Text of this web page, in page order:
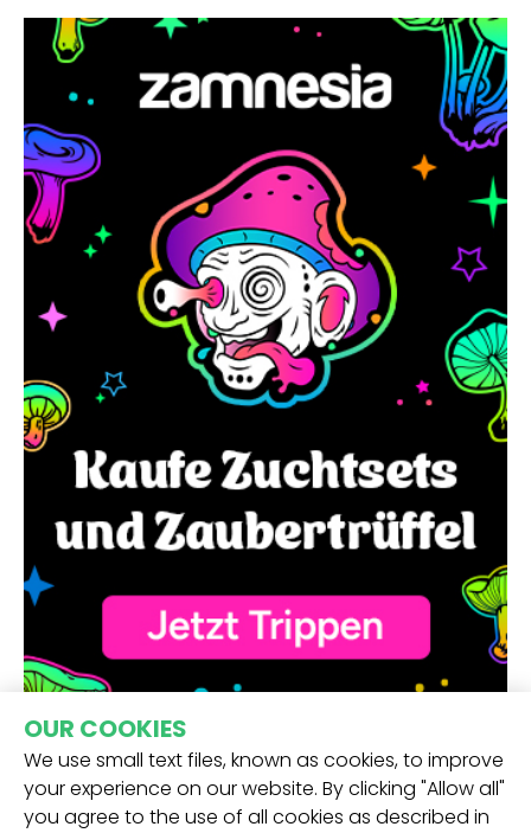
OUR COOKIES
We use small text files, known as cookies, to improve
your experience on our website. By clicking "Allow all"
you agree to the use of all cookies as described in